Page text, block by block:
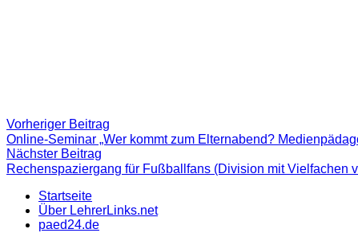
Beitragsnavigation
Vorheriger Beitrag
Beitrag:
Online-Seminar „Wer kommt zum Elternabend?
Nächster Beitrag
Beitrag
Rechenspaziergang für Fußballfans (Division mit Vielfachen
Startseite
Über LehrerLinks.net
paed24.de